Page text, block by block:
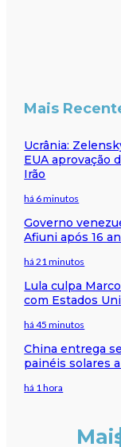
Mais
Ucrânia:
EUA aprovação
Irão
há 6 minutos
Governo
Afiuni após 16
há 21 minutos
Lula culpa
com Estados
há 45 minutos
China entrega
painéis solares
há 1 hora
Mais